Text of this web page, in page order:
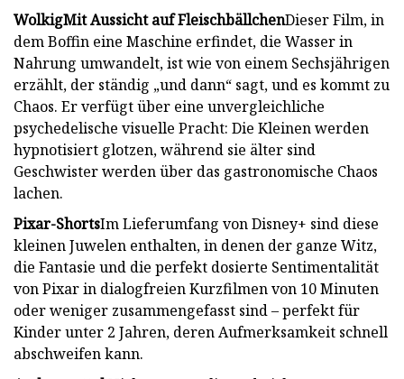
WolkigMit Aussicht auf FleischbällchenDieser Film, in
dem Boffin eine Maschine erfindet, die Wasser in
Nahrung umwandelt, ist wie von einem Sechsjährigen
erzählt, der ständig „und dann“ sagt, und es kommt zu
Chaos. Er verfügt über eine unvergleichliche
psychedelische visuelle Pracht: Die Kleinen werden
hypnotisiert glotzen, während sie älter sind
Geschwister werden über das gastronomische Chaos
lachen.
Pixar-ShortsIm Lieferumfang von Disney+ sind diese
kleinen Juwelen enthalten, in denen der ganze Witz,
die Fantasie und die perfekt dosierte Sentimentalität
von Pixar in dialogfreien Kurzfilmen von 10 Minuten
oder weniger zusammengefasst sind – perfekt für
Kinder unter 2 Jahren, deren Aufmerksamkeit schnell
abschweifen kann.